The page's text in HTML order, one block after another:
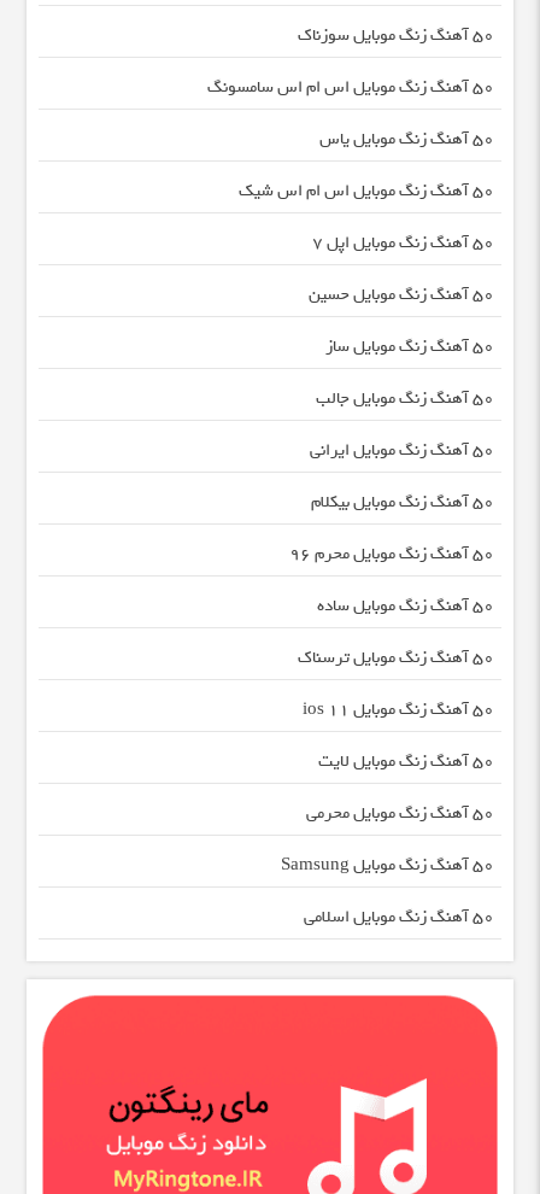
50 آهنگ زنگ موبایل سوزناک
50 آهنگ زنگ موبایل اس ام اس سامسونگ
50 آهنگ زنگ موبایل یاس
50 آهنگ زنگ موبایل اس ام اس شیک
50 آهنگ زنگ موبایل اپل 7
50 آهنگ زنگ موبایل حسین
50 آهنگ زنگ موبایل ساز
50 آهنگ زنگ موبایل جالب
50 آهنگ زنگ موبایل ایرانی
50 آهنگ زنگ موبایل بیکلام
50 آهنگ زنگ موبایل محرم ۹۶
50 آهنگ زنگ موبایل ساده
50 آهنگ زنگ موبایل ترسناک
50 آهنگ زنگ موبایل ios 11
50 آهنگ زنگ موبایل لایت
50 آهنگ زنگ موبایل محرمی
50 آهنگ زنگ موبایل Samsung
50 آهنگ زنگ موبایل اسلامی